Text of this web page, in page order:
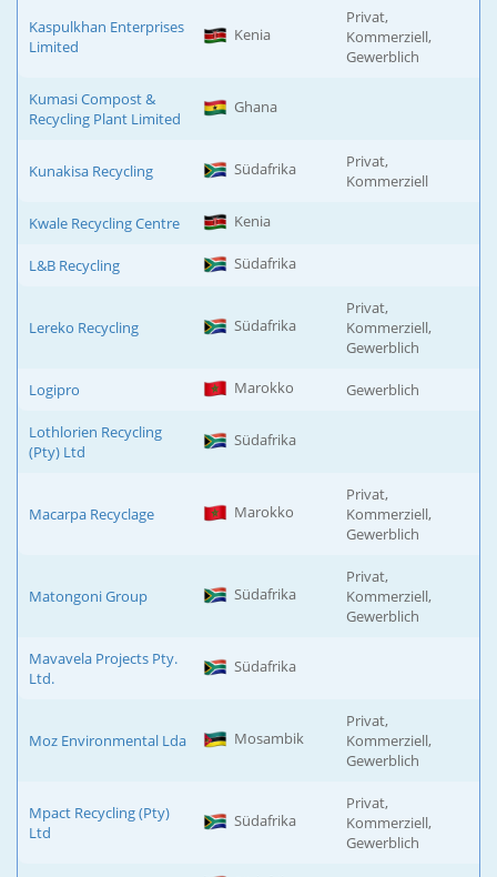
Kaspulkhan Enterprises
Limited
Kenia
Privat,
Kommerziell,
Gewerblich
Kumasi Compost &
Recycling Plant Limited
Ghana
Kunakisa Recycling Südafrika
Privat,
Kommerziell
Kwale Recycling Centre Kenia
L&B Recycling Südafrika
Lereko Recycling Südafrika
Privat,
Kommerziell,
Gewerblich
Logipro Marokko Gewerblich
Lothlorien Recycling
(Pty) Ltd
Südafrika
Macarpa Recyclage Marokko
Privat,
Kommerziell,
Gewerblich
Matongoni Group Südafrika
Privat,
Kommerziell,
Gewerblich
Mavavela Projects Pty.
Ltd.
Südafrika
Moz Environmental Lda Mosambik
Privat,
Kommerziell,
Gewerblich
Mpact Recycling (Pty)
Ltd
Südafrika
Privat,
Kommerziell,
Gewerblich